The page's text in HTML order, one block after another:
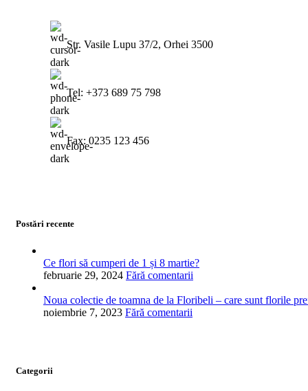
Str. Vasile Lupu 37/2, Orhei 3500
Tel: +373 689 75 798
Fax: 0235 123 456
Postări recente
Ce flori să cumperi de 1 și 8 martie?
februarie 29, 2024 Fără comentarii
Noua colectie de toamna de la Floribeli – care sunt florile
noiembrie 7, 2023 Fără comentarii
Categorii